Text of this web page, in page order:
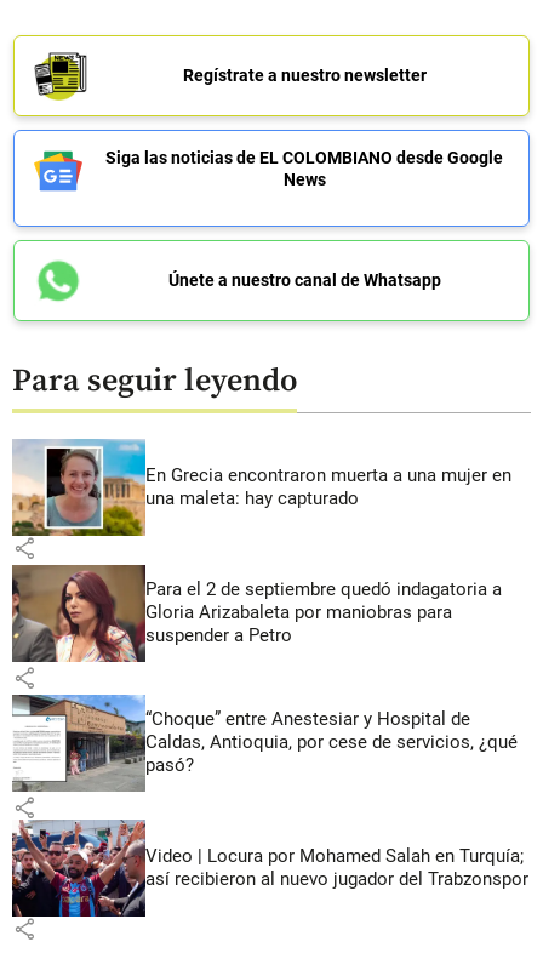
Regístrate a nuestro newsletter
Siga las noticias de EL COLOMBIANO desde Google
News
Únete a nuestro canal de Whatsapp
Para seguir leyendo
En Grecia encontraron muerta a una mujer en
una maleta: hay capturado
share
Para el 2 de septiembre quedó indagatoria a
Gloria Arizabaleta por maniobras para
suspender a Petro
share
“Choque” entre Anestesiar y Hospital de
Caldas, Antioquia, por cese de servicios, ¿qué
pasó?
share
Video | Locura por Mohamed Salah en Turquía;
así recibieron al nuevo jugador del Trabzonspor
share